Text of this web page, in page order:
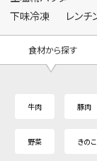
下味冷凍
レンチ
食材から探す
牛肉 豚肉
野菜 きの